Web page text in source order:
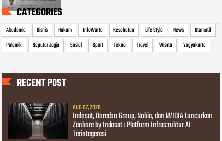
CATEGORIES
Akademia Bisnis Hukum InfoWarta Kesehatan Life Style News
Otomotif
Polemik
Seputar Jogja Sosial Sport Tekno Travel Wisata Yogyakarta
RECENT POST
AUG 07, 2026
Indosat, Ooredoo Group, Nokia, dan NVIDIA Luncurkan
Zankore by Indosat : Platform Infrastruktur AI
Terintegerasi